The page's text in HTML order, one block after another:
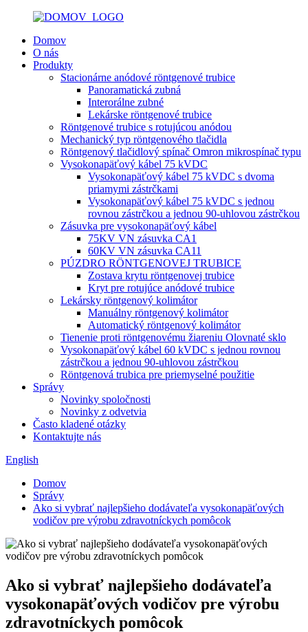
Domov
O nás
Produkty
Stacionárne anódové röntgenové trubice
Panoramatická zubná
Interorálne zubné
Lekárske röntgenové trubice
Röntgenové trubice s rotujúcou anódou
Mechanický typ röntgenového tlačidla
Röntgenový tlačidlový spínač Omron mikrospínač typu
Vysokonapäťový kábel 75 kVDC
Vysokonapäťový kábel 75 kVDC s dvoma
priamymi zástrčkami
Vysokonapäťový kábel 75 kVDC s jednou
rovnou zástrčkou a jednou 90-uhlovou zástrčkou
Zásuvka pre vysokonapäťový kábel
75KV VN zásuvka CA1
60KV VN zásuvka CA11
PÚZDRO RÖNTGENOVEJ TRUBICE
Zostava krytu röntgenovej trubice
Kryt pre rotujúce anódové trubice
Lekársky röntgenový kolimátor
Manuálny röntgenový kolimátor
Automatický röntgenový kolimátor
Tienenie proti röntgenovému žiareniu Olovnaté sklo
Vysokonapäťový kábel 60 kVDC s jednou rovnou
zástrčkou a jednou 90-uhlovou zástrčkou
Röntgenová trubica pre priemyselné použitie
Správy
Novinky spoločnosti
Novinky z odvetvia
Často kladené otázky
Kontaktujte nás
English
Domov
Správy
Ako si vybrať najlepšieho dodávateľa vysokonapäťových
vodičov pre výrobu zdravotníckych pomôcok
Ako si vybrať najlepšieho dodávateľa
vysokonapäťových vodičov pre výrobu
zdravotníckych pomôcok